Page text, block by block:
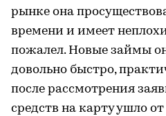
рынке она
времени и имеет
пожалел. Новые займы
довольно быстро,
после рассмотрения
средств на карту ушло